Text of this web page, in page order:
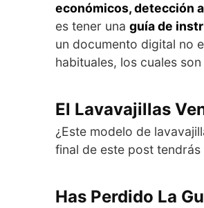
económicos, detección
es tener una guía de
un documento digital no
habituales, los cuales
El Lavavajillas
¿Este modelo de
final de este post tendrás
Has Perdido La